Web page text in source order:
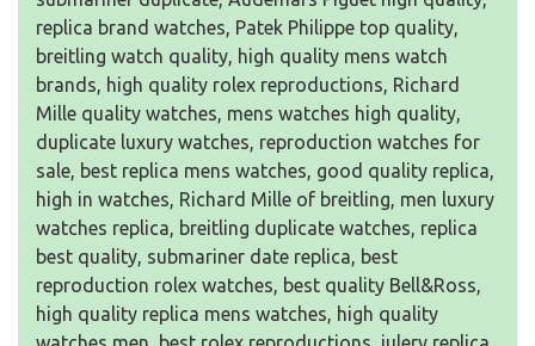
replica brand watches, Patek Philippe top quality,
breitling watch quality, high quality mens watch
brands, high quality rolex reproductions, Richard
Mille quality watches, mens watches high quality,
duplicate luxury watches, reproduction watches for
sale, best replica mens watches, good quality replica,
high in watches, Richard Mille of breitling, men luxury
watches replica, breitling duplicate watches, replica
best quality, submariner date replica, best
reproduction rolex watches, best quality Bell&Ross,
high quality replica mens watches, high quality